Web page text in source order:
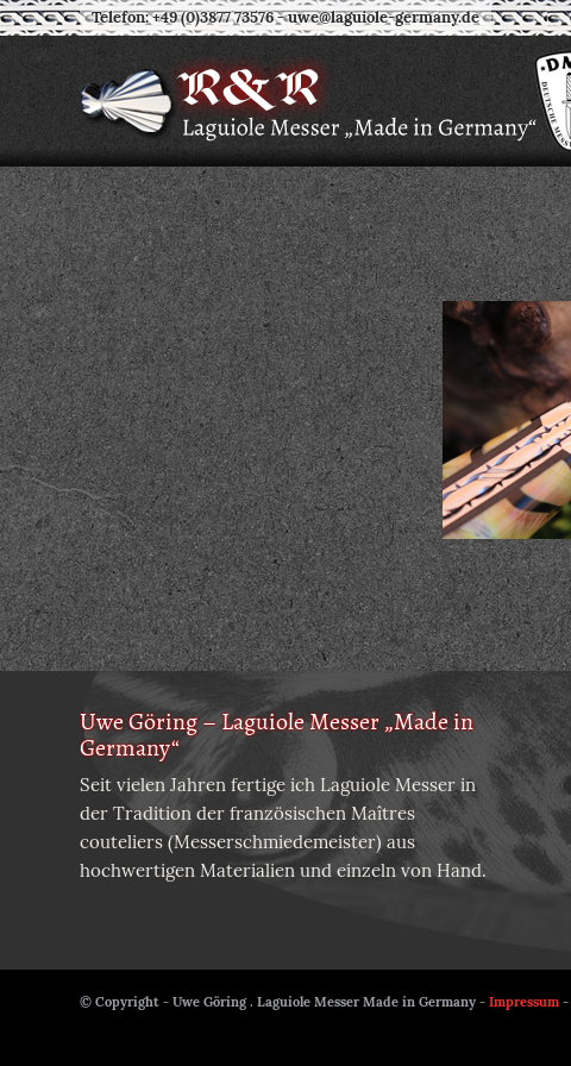
Telefon: +49 (0)3877 73576-uwe@laguiole-germany.de
Uwe Göring – Laguiole Messer „Made in
Germany“
Seit vielen Jahren fertige ich Laguiole Messer in
der Tradition der französischen Maîtres
couteliers (Messerschmiedemeister) aus
hochwertigen Materialien und einzeln von Hand.
© Copyright - Uwe Göring . Laguiole Messer Made in Germany - Impressum -